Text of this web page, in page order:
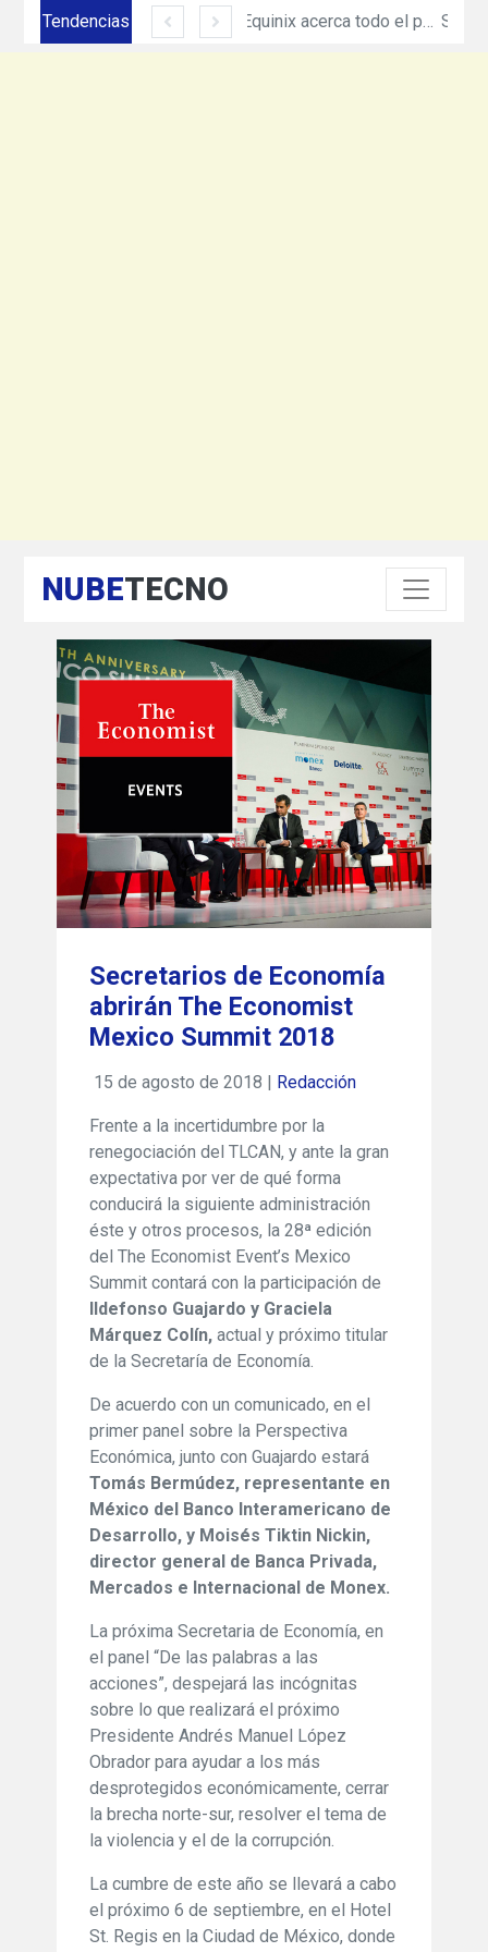
Tendencias Siemens México amplía su presencia en Ciudad Juárez con inversión de más de 330 mdp Equinix acerca todo el poder de cómputo e inteligencia artificial de NVIDIA DGX con nuevo servicio
NUBETECNO
Secretarios de Economía
abrirán The Economist
Mexico Summit 2018
15 de agosto de 2018 | Redacción
Frente a la incertidumbre por la
renegociación del TLCAN, y ante la gran
expectativa por ver de qué forma
conducirá la siguiente administración
éste y otros procesos, la 28ª edición
del The Economist Event’s Mexico
Summit contará con la participación de
Ildefonso Guajardo y Graciela
Márquez Colín, actual y próximo titular
de la Secretaría de Economía.
De acuerdo con un comunicado, en el
primer panel sobre la Perspectiva
Económica, junto con Guajardo estará
Tomás Bermúdez, representante en
México del Banco Interamericano de
Desarrollo, y Moisés Tiktin Nickin,
director general de Banca Privada,
Mercados e Internacional de Monex.
La próxima Secretaria de Economía, en
el panel “De las palabras a las
acciones”, despejará las incógnitas
sobre lo que realizará el próximo
Presidente Andrés Manuel López
Obrador para ayudar a los más
desprotegidos económicamente, cerrar
la brecha norte-sur, resolver el tema de
la violencia y el de la corrupción.
La cumbre de este año se llevará a cabo
el próximo 6 de septiembre, en el Hotel
St. Regis en la Ciudad de México, donde